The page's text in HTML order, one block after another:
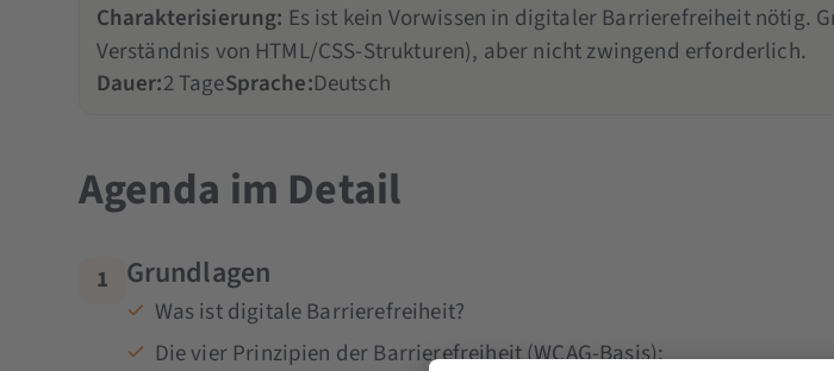
Charakterisierung: Es ist kein Vorwissen in digitaler Barrierefreiheit nötig.
Verständnis von HTML/CSS-Strukturen), aber nicht zwingend erforderlich.
Dauer:2 TageSprache:Deutsch
Agenda im Detail
1 Grundlagen
Was ist digitale Barrierefreiheit?
Die vier Prinzipien der Barrierefreiheit (WCAG-Basis):